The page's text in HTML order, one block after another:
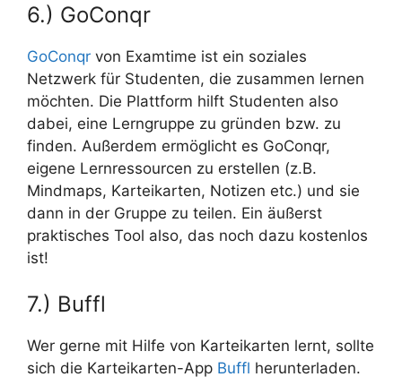
6.) GoConqr
GoConqr von Examtime ist ein soziales
Netzwerk für Studenten, die zusammen lernen
möchten. Die Plattform hilft Studenten also
dabei, eine Lerngruppe zu gründen bzw. zu
finden. Außerdem ermöglicht es GoConqr,
eigene Lernressourcen zu erstellen (z.B.
Mindmaps, Karteikarten, Notizen etc.) und sie
dann in der Gruppe zu teilen. Ein äußerst
praktisches Tool also, das noch dazu kostenlos
ist!
7.) Buffl
Wer gerne mit Hilfe von Karteikarten lernt, sollte
sich die Karteikarten-App Buffl herunterladen.